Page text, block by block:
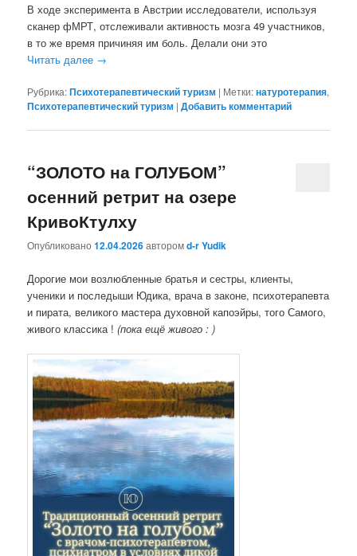
В ходе эксперимента в Австрии исследователи, используя
сканер фМРТ, отслеживали активность мозга 49 участников,
в то же время причиняя им боль. Делали они это
Читать далее →
Рубрика:Психотерапевтический туризм | Метки:натуротерапия,
Психотерапевтический туризм |Добавить комментарий
“ЗОЛОТО на ГОЛУБОМ”
осенний ретрит на озере
КривоКтулху
Опубликовано12.04.2026авторомd-r Yudik
Дорогие мои возлюбленные братья и сестры, клиенты,
ученики и последыши Юдика, врача в законе, психотерапевта
и пирата, великого мастера духовной капоэйры, того Самого,
живого классика !(пока ещё живого : )